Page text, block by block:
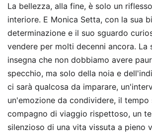
La bellezza, alla fine, è solo un
interiore. E Monica Setta, con la sua
determinazione e il suo sguardo
vendere per molti decenni ancora. La
insegna che non dobbiamo avere
specchio, ma solo della noia e
ci sarà qualcosa da imparare,
un'emozione da condividere, il tempo
compagno di viaggio rispettoso, un
silenzioso di una vita vissuta a pieno